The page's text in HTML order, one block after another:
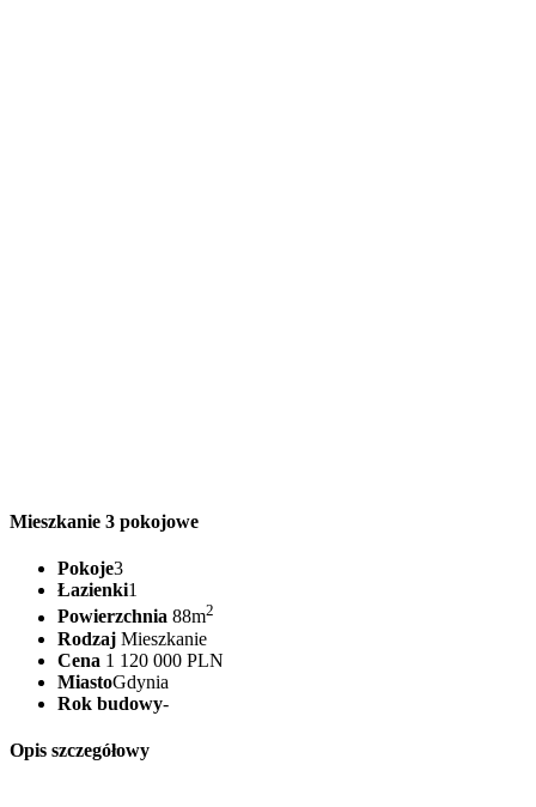
Mieszkanie 3 pokojowe
Pokoje3
Łazienki1
Powierzchnia 88m2
Rodzaj Mieszkanie
Cena 1 120 000 PLN
MiastoGdynia
Rok budowy-
Opis szczegółowy